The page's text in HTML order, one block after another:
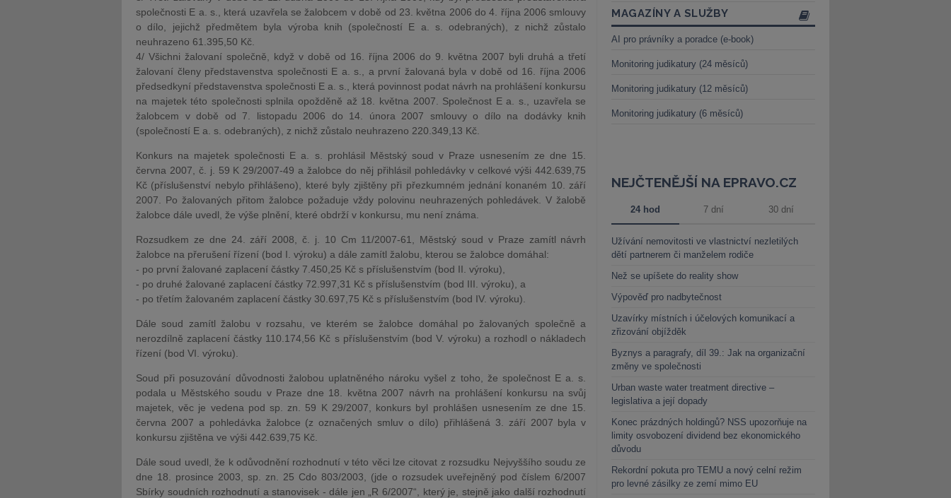
společnosti E a. s., která uzavřela se žalobcem v době od 23. května 2006 do 4. října 2006 smlouvy
o dílo, jejichž předmětem byla výroba knih (společností E a. s. odebraných), z nichž zůstalo
neuhrazeno 61.395,50 Kč.
4/ Všichni žalovaní společně, když v době od 16. října 2006 do 9. května 2007 byli druhá a třetí
žalovaní členy představenstva společnosti E a. s., a první žalovaná byla v době od 16. října 2006
předsedkyní představenstva společnosti E a. s., která povinnost podat návrh na prohlášení konkursu
na majetek této společnosti splnila opožděně až 18. května 2007. Společnost E a. s., uzavřela se
žalobcem v době od 7. listopadu 2006 do 14. února 2007 smlouvy o dílo na dodávky knih
(společností E a. s. odebraných), z nichž zůstalo neuhrazeno 220.349,13 Kč.
Konkurs na majetek společnosti E a. s. prohlásil Městský soud v Praze usnesením ze dne 15.
června 2007, č. j. 59 K 29/2007-49 a žalobce do něj přihlásil pohledávky v celkové výši 442.639,75
Kč (příslušenství nebylo přihlášeno), které byly zjištěny při přezkumném jednání konaném 10. září
2007. Po žalovaných přitom žalobce požaduje vždy polovinu neuhrazených pohledávek. V žalobě
žalobce dále uvedl, že výše plnění, které obdrží v konkursu, mu není známa.
Rozsudkem ze dne 24. září 2008, č. j. 10 Cm 11/2007-61, Městský soud v Praze zamítl návrh
žalobce na přerušení řízení (bod I. výroku) a dále zamítl žalobu, kterou se žalobce domáhal:
- po první žalované zaplacení částky 7.450,25 Kč s příslušenstvím (bod II. výroku),
- po druhé žalované zaplacení částky 72.997,31 Kč s příslušenstvím (bod III. výroku), a
- po třetím žalovaném zaplacení částky 30.697,75 Kč s příslušenstvím (bod IV. výroku).
Dále soud zamítl žalobu v rozsahu, ve kterém se žalobce domáhal po žalovaných společně a
nerozdílně zaplacení částky 110.174,56 Kč s příslušenstvím (bod V. výroku) a rozhodl o nákladech
řízení (bod VI. výroku).
Soud při posuzování důvodnosti žalobou uplatněného nároku vyšel z toho, že společnost E a. s.
podala u Městského soudu v Praze dne 18. května 2007 návrh na prohlášení konkursu na svůj
majetek, věc je vedena pod sp. zn. 59 K 29/2007, konkurs byl prohlášen usnesením ze dne 15.
června 2007 a pohledávka žalobce (z označených smluv o dílo) přihlášená 3. září 2007 byla v
konkursu zjištěna ve výši 442.639,75 Kč.
Dále soud uvedl, že k odůvodnění rozhodnutí v této věci lze citovat z rozsudku Nejvyššího soudu ze
dne 18. prosince 2003, sp. zn. 25 Cdo 803/2003, (jde o rozsudek uveřejněný pod číslem 6/2007
Sbírky soudních rozhodnutí a stanovisek - dále jen „R 6/2007“, který je, stejně jako další rozhodnutí
MAGAZÍNY A SLUŽBY
AI pro právníky a poradce (e-book)
Monitoring judikatury (24 měsíců)
Monitoring judikatury (12 měsíců)
Monitoring judikatury (6 měsíců)
NEJČTENĚJŠÍ NA EPRAVO.CZ
24 hod 7 dní 30 dní
Užívání nemovitosti ve vlastnictví nezletilých
dětí partnerem či manželem rodiče
Než se upíšete do reality show
Výpověď pro nadbytečnost
Uzavírky místních i účelových komunikací a
zřizování objížděk
Byznys a paragrafy, díl 39.: Jak na organizační
změny ve společnosti
Urban waste water treatment directive –
legislativa a její dopady
Konec prázdných holdingů? NSS upozorňuje na
limity osvobození dividend bez ekonomického
důvodu
Rekordní pokuta pro TEMU a nový celní režim
pro levné zásilky ze zemí mimo EU